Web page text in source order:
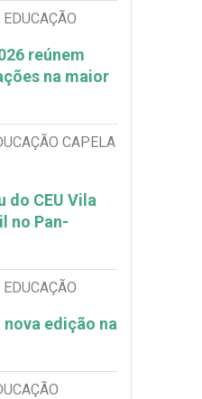
reúnem
na maior
CAPELA
CEU Vila
no Pan-
edição na